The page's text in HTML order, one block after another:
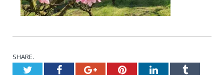
SHARE.
TwitterFacebookGoogle+PinterestLinkedInTumblr